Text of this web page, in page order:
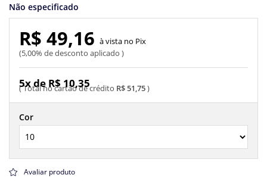
Não especificado
R$ 51,75
5x de R$ 10,35
R$ 49,16
5,00% de desconto aplicado
Pix
Cor
Avaliar produto